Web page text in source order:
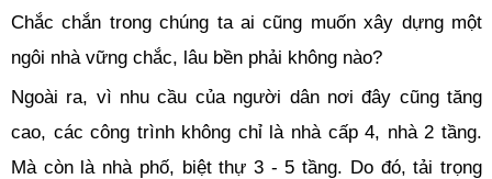
Chắc chắn trong chúng ta ai cũng muốn xây dựng một
ngôi nhà vững chắc, lâu bền phải không nào?
Ngoài ra, vì nhu cầu của người dân nơi đây cũng tăng
cao, các công trình không chỉ là nhà cấp 4, nhà 2 tầng.
Mà còn là nhà phố, biệt thự 3 - 5 tầng. Do đó, tải trọng